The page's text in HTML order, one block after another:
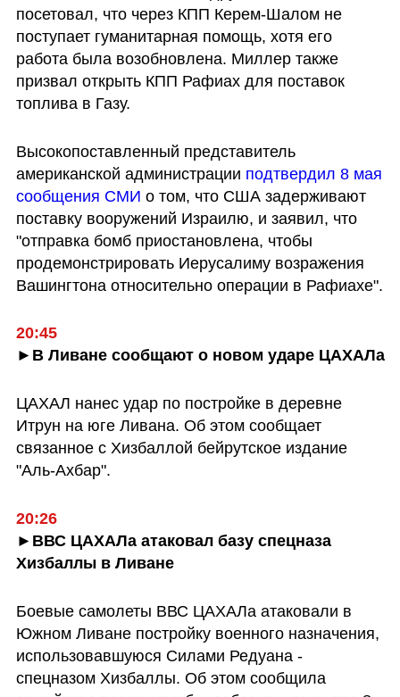
посетовал, что через КПП Керем-Шалом не
поступает гуманитарная помощь, хотя его
работа была возобновлена. Миллер также
призвал открыть КПП Рафиах для поставок
топлива в Газу.
Высокопоставленный представитель
американской администрации подтвердил 8 мая
сообщения СМИ о том, что США задерживают
поставку вооружений Израилю, и заявил, что
"отправка бомб приостановлена, чтобы
продемонстрировать Иерусалиму возражения
Вашингтона относительно операции в Рафиахе".
20:45
►В Ливане сообщают о новом ударе ЦАХАЛа
ЦАХАЛ нанес удар по постройке в деревне
Итрун на юге Ливана. Об этом сообщает
связанное с Хизбаллой бейрутское издание
"Аль-Ахбар".
20:26
►ВВС ЦАХАЛа атаковал базу спецназа
Хизбаллы в Ливане
Боевые самолеты ВВС ЦАХАЛа атаковали в
Южном Ливане постройку военного назначения,
использовавшуюся Силами Редуана -
спецназом Хизбаллы. Об этом сообщила